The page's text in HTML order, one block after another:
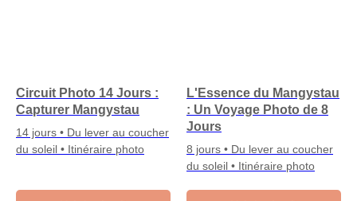
Circuit Photo 14 Jours :
Capturer Mangystau
14 jours • Du lever au coucher
du soleil • Itinéraire photo
L'Essence du Mangystau
: Un Voyage Photo de 8
Jours
8 jours • Du lever au coucher
du soleil • Itinéraire photo